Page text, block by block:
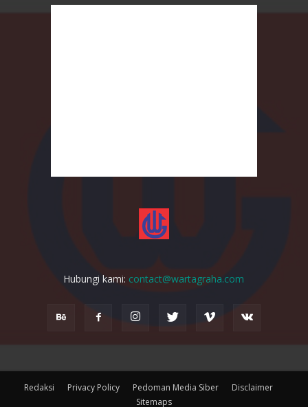
Hubungi kami: contact@wartagraha.com
Redaksi Privacy Policy Pedoman Media Siber
Disclaimer
Sitemaps